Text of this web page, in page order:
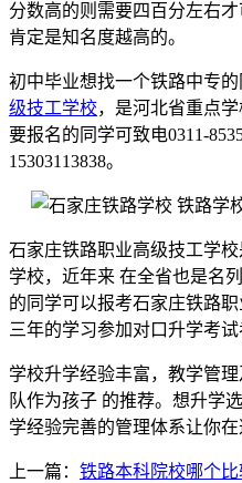
分数高的则需要四百分左右
肯定是知名度越高的。
初中毕业想找一个铁路中专
级技工学校，是河北省重点
要报名的同学可致电0311-
15303113838。
石家庄铁路职业高级技工学
学校，近年来 在全省也是名
的同学可以报考石家庄铁路
三年的学习参加对口升学考试
学校升学经验丰富，教学管
队作为孩子 的推荐。想升学
学经验完善的管理体系让你在
上一篇： 铁路本科院校哪个